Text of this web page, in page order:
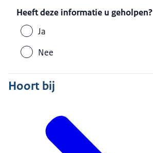
Heeft deze informatie u geholpen?
Ja
Nee
Hoort bij